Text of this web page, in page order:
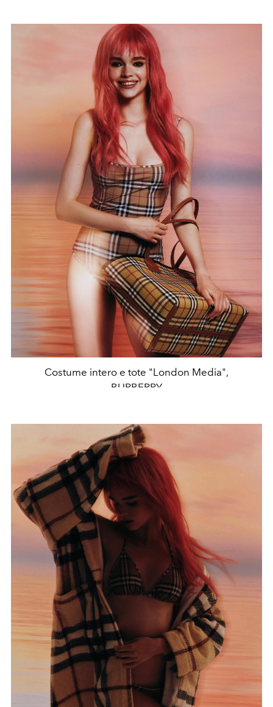
Costume intero e tote "London Media",
BURBERRY